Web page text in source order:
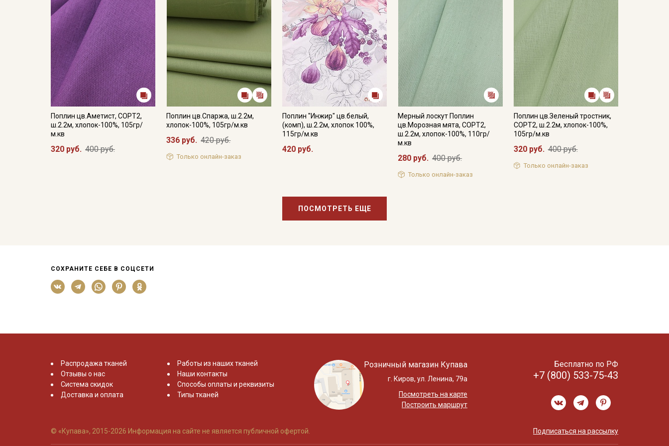
Поплин цв.Аметист, СОРТ2,
ш.2.2м, хлопок-100%, 105гр/
м.кв
320 руб. 400 руб.
Поплин цв.Спаржа, ш.2.2м,
хлопок-100%, 105гр/м.кв
336 руб. 420 руб.
Только онлайн-заказ
Поплин "Инжир" цв.белый,
(комп), ш.2.2м, хлопок 100%,
115гр/м.кв
420 руб.
Мерный лоскут Поплин
цв.Морозная мята, СОРТ2,
ш.2.2м, хлопок-100%, 110гр/
м.кв
280 руб. 400 руб.
Только онлайн-заказ
Поплин цв.Зеленый тростник,
СОРТ2, ш.2.2м, хлопок-100%,
105гр/м.кв
320 руб. 400 руб.
Только онлайн-заказ
ПОСМОТРЕТЬ ЕЩЕ
СОХРАНИТЕ СЕБЕ В СОЦСЕТИ
Распродажа тканей
Отзывы о нас
Система скидок
Доставка и оплата
Работы из наших тканей
Наши контакты
Способы оплаты и реквизиты
Типы тканей
Розничный магазин Купава
г. Киров, ул. Ленина, 79а
Посмотреть на карте
Построить маршрут
Бесплатно по РФ
+7 (800) 533-75-43
© «Купава», 2015-2026 Информация на сайте не является публичной офертой. Подписаться на рассылку